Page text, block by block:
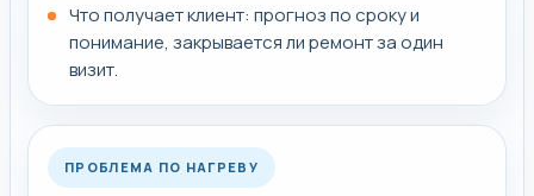
Что получает клиент: прогноз по сроку и
понимание, закрывается ли ремонт за один
визит.
ПРОБЛЕМА ПО НАГРЕВУ